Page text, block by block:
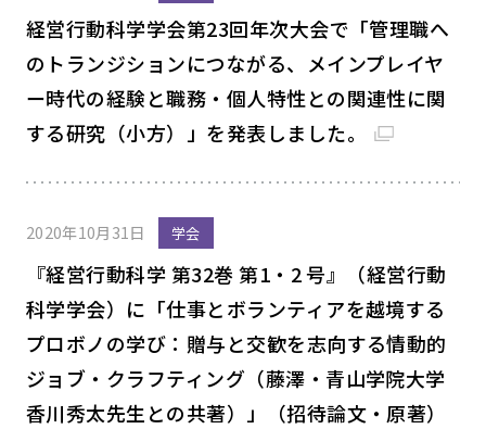
経営行動科学学会第23回年次大会で「管理職へ
のトランジションにつながる、メインプレイヤ
ー時代の経験と職務・個人特性との関連性に関
する研究（小方）」を発表しました。
2020年10月31日 学会
『経営行動科学 第32巻 第1・2 号』（経営行動
科学学会）に「仕事とボランティアを越境する
プロボノの学び：贈与と交歓を志向する情動的
ジョブ・クラフティング（藤澤・青山学院大学
香川秀太先生との共著）」（招待論文・原著）